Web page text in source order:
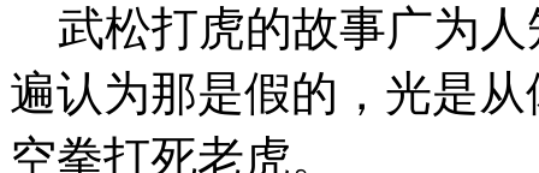
武松打虎的故事广为人
遍认为那是假的，光是
空拳打死老虎。